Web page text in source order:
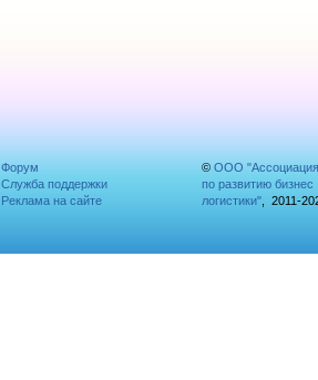
Форум
Служба поддержки
Реклама на сайте
© ООО "Ассоциация
по развитию бизнес
логистики", 2011-